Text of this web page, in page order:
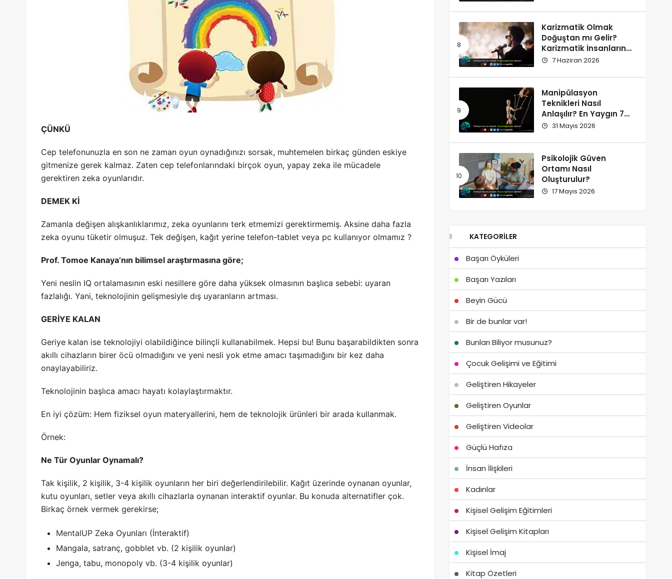
ÇÜNKÜ
Cep telefonunuzla en son ne zaman oyun oynadığınızı sorsak, muhtemelen birkaç günden eskiye
gitmenize gerek kalmaz. Zaten cep telefonlarındaki birçok oyun, yapay zeka ile mücadele
gerektiren zeka oyunlarıdır.
DEMEK Kİ
Zamanla değişen alışkanlıklarımız, zeka oyunlarını terk etmemizi gerektirmemiş. Aksine daha fazla
zeka oyunu tüketir olmuşuz. Tek değişen, kağıt yerine telefon-tablet veya pc kullanıyor olmamız ?
Prof. Tomoe Kanaya’nın bilimsel araştırmasına göre;
Yeni neslin IQ ortalamasının eski nesillere göre daha yüksek olmasının başlıca sebebi: uyaran
fazlalığı. Yani, teknolojinin gelişmesiyle dış uyaranların artması.
GERİYE KALAN
Geriye kalan ise teknolojiyi olabildiğince bilinçli kullanabilmek. Hepsi bu! Bunu başarabildikten sonra
akıllı cihazların birer öcü olmadığını ve yeni nesli yok etme amacı taşımadığını bir kez daha
onaylayabiliriz.
Teknolojinin başlıca amacı hayatı kolaylaştırmaktır.
En iyi çözüm: Hem fiziksel oyun materyallerini, hem de teknolojik ürünleri bir arada kullanmak.
Örnek:
Ne Tür Oyunlar Oynamalı?
Tak kişilik, 2 kişilik, 3-4 kişilik oyunların her biri değerlendirilebilir. Kağıt üzerinde oynanan oyunlar,
kutu oyunları, setler veya akıllı cihazlarla oynanan interaktif oyunlar. Bu konuda alternatifler çok.
Birkaç örnek vermek gerekirse;
MentalUP Zeka Oyunları (İnteraktif)
Mangala, satranç, gobblet vb. (2 kişilik oyunlar)
Jenga, tabu, monopoly vb. (3-4 kişilik oyunlar)
Karizmatik Olmak
Doğuştan mı Gelir?
Karizmatik İnsanların
Ortak Özellikleri
7 Haziran 2026
Manipülasyon
Teknikleri Nasıl
Anlaşılır? En Yaygın 7
İşaret
31 Mayıs 2026
Psikolojik Güven
Ortamı Nasıl
Oluşturulur?
17 Mayıs 2026
KATEGORILER
Başarı Öyküleri
Başarı Yazıları
Beyin Gücü
Bir de bunlar var!
Bunları Biliyor musunuz?
Çocuk Gelişimi ve Eğitimi
Geliştiren Hikayeler
Geliştiren Oyunlar
Geliştiren Videolar
Güçlü Hafıza
İnsan İlişkileri
Kadınlar
Kişisel Gelişim Eğitimleri
Kişisel Gelişim Kitapları
Kişisel İmaj
Kitap Özetleri